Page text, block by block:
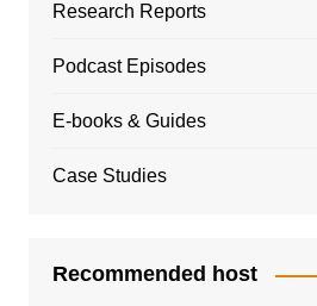
Research Reports
Podcast Episodes
E-books & Guides
Case Studies
Recommended host